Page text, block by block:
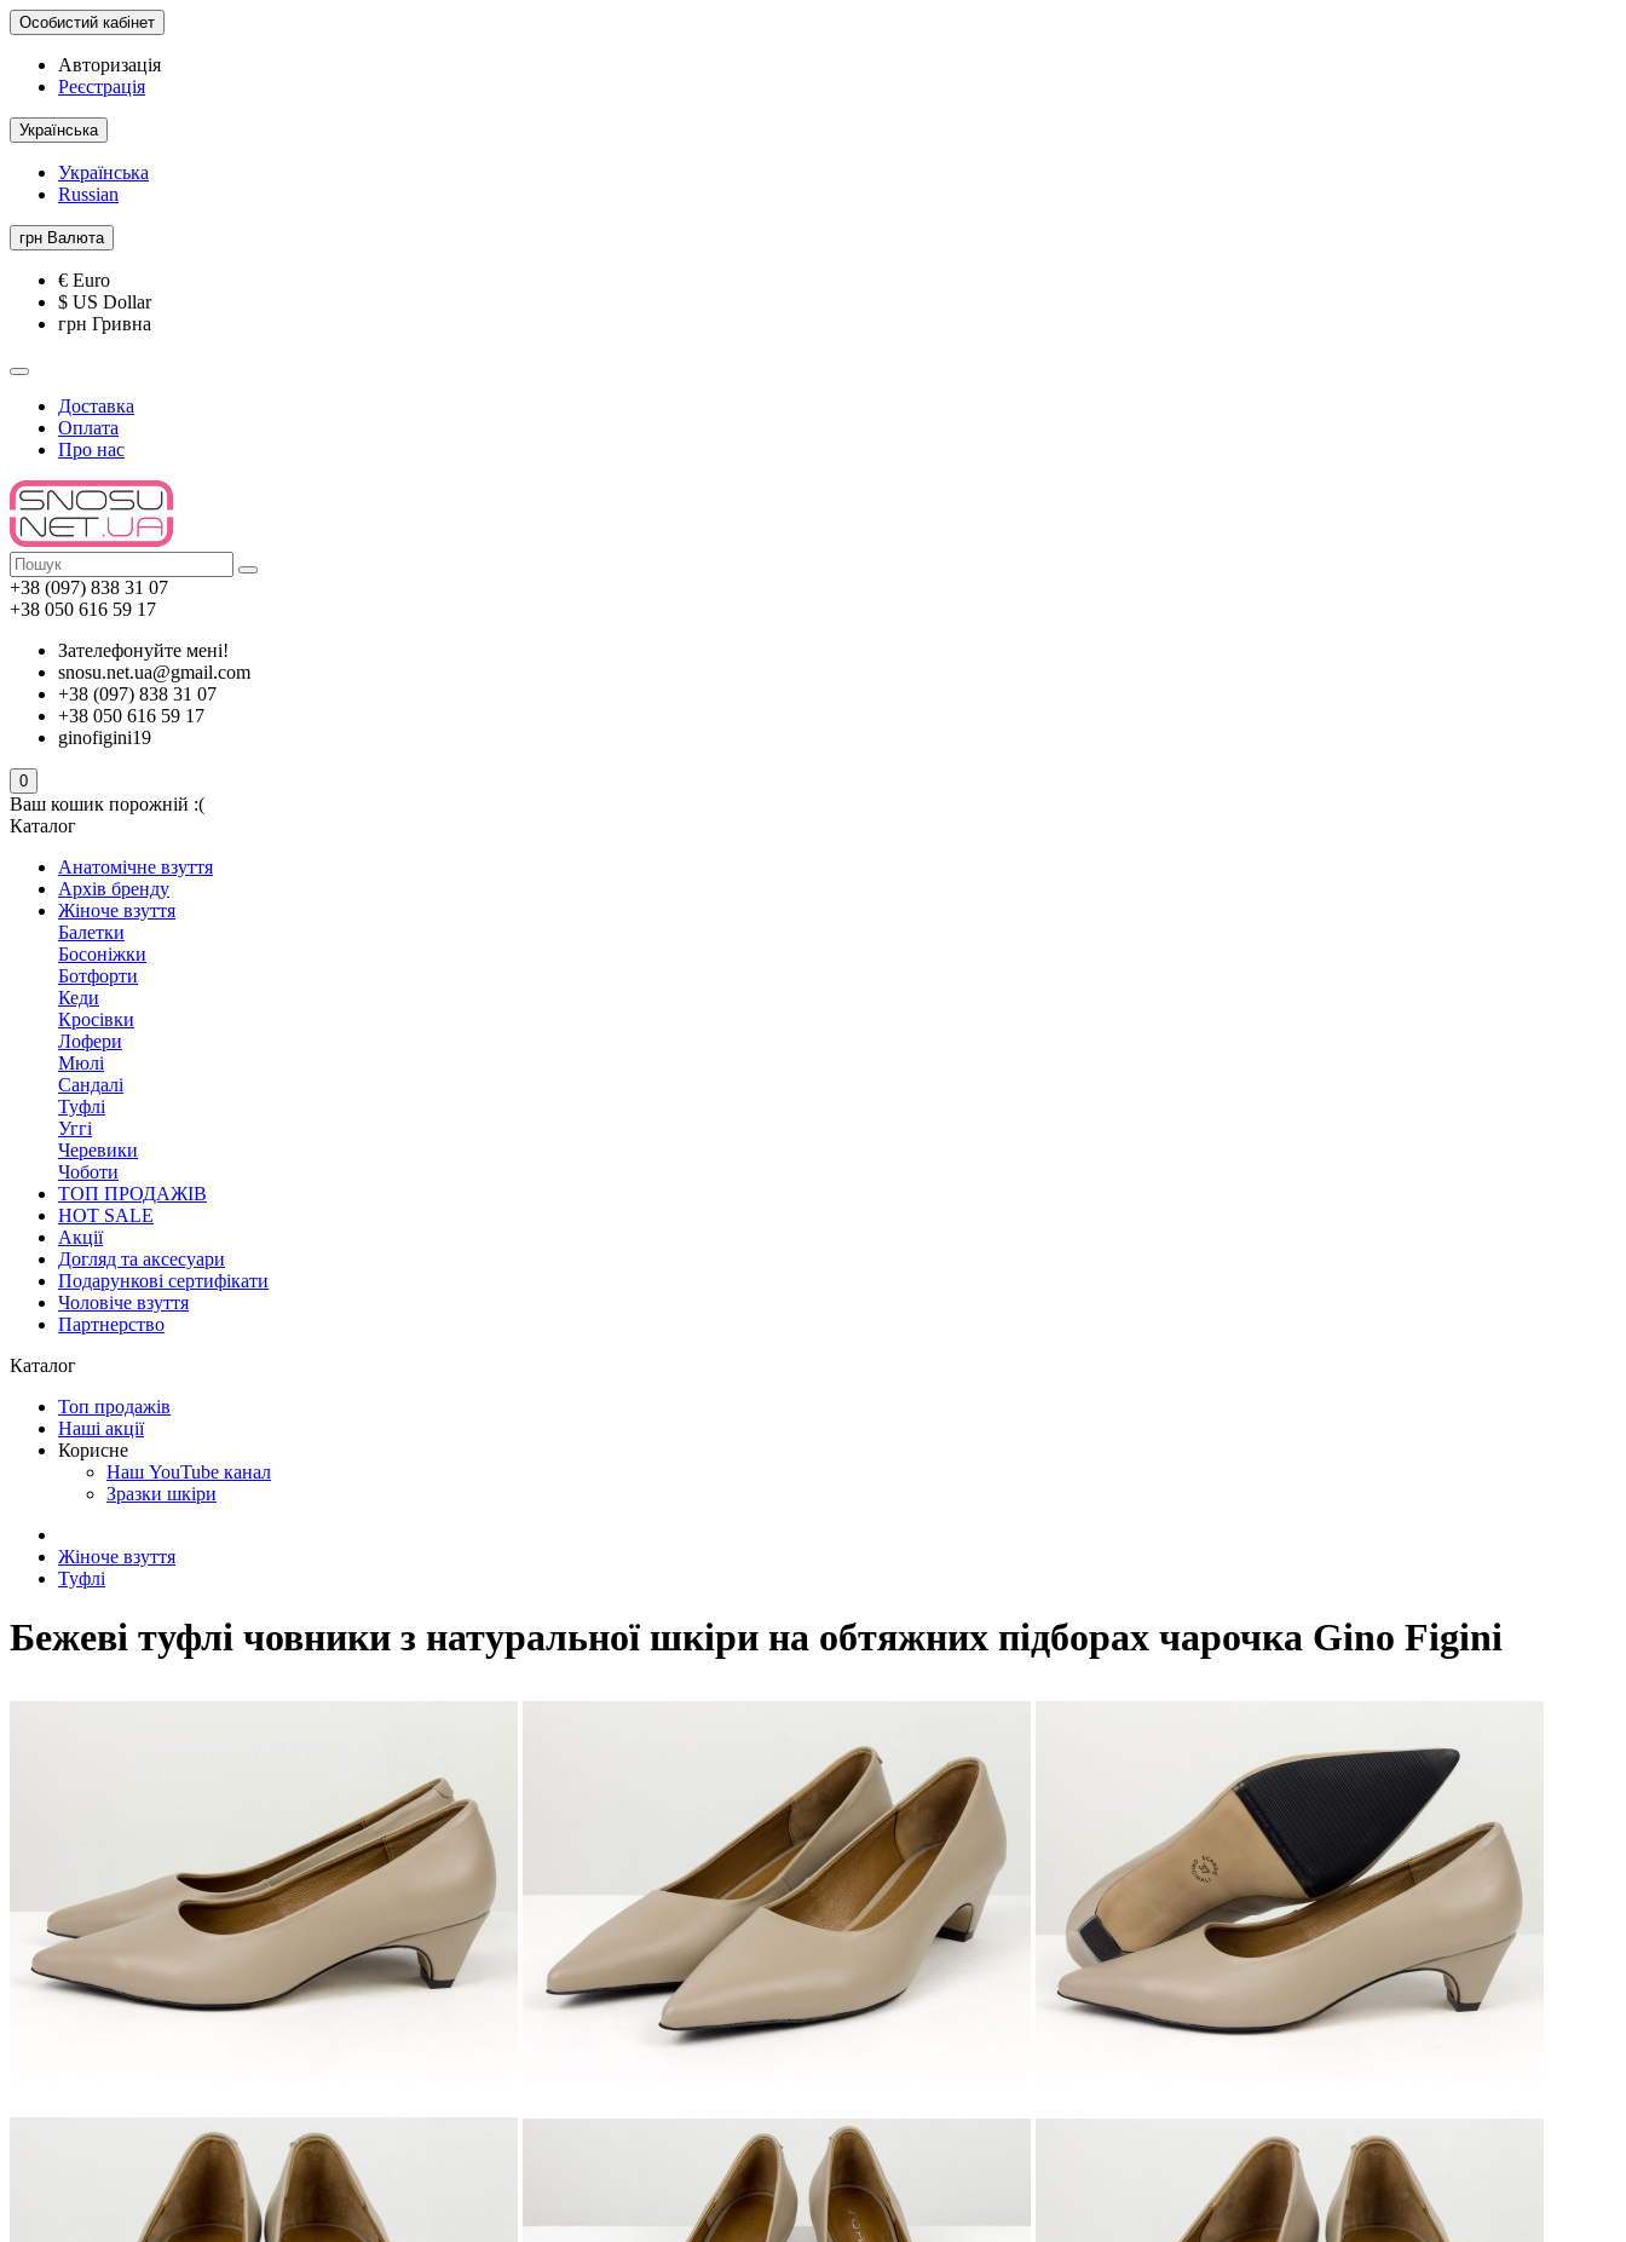
Особистий кабінет
Авторизація
Реєстрація
Українська
Українська
Russian
грн Валюта
€ Euro
$ US Dollar
грн Гривна
Доставка
Оплата
Про нас
+38 (097) 838 31 07
+38 050 616 59 17
Зателефонуйте мені!
snosu.net.ua@gmail.com
+38 (097) 838 31 07
+38 050 616 59 17
ginofigini19
0
Ваш кошик порожній :(
Каталог
Анатомічне взуття
Архів бренду
Жіноче взуття
Балетки
Босоніжки
Ботфорти
Кеди
Кросівки
Лофери
Мюлі
Сандалі
Туфлі
Уггі
Черевики
Чоботи
ТОП ПРОДАЖІВ
HOT SALE
Акції
Догляд та аксесуари
Подарункові сертифікати
Чоловіче взуття
Партнерство
Каталог
Топ продажів
Наші акції
Корисне
Наш YouTube канал
Зразки шкіри
Жіноче взуття
Туфлі
Бежеві туфлі човники з натуральної шкіри на обтяжних підборах чарочка Gino Figini